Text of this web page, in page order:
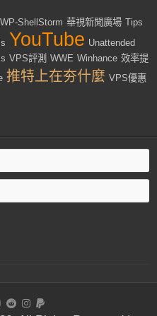
WP-ShellStorm 華視新聞廣場 Tips
YouTube Unattended
VPS評測 WWE Winhance 效率提
推特上在夯什麼 VPS優惠